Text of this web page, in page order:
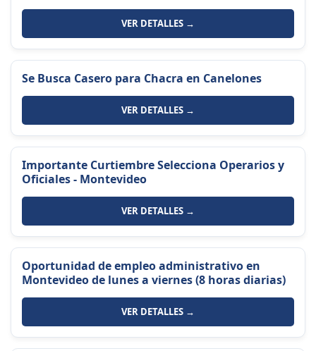
VER DETALLES →
Se Busca Casero para Chacra en Canelones
VER DETALLES →
Importante Curtiembre Selecciona Operarios y
Oficiales - Montevideo
VER DETALLES →
Oportunidad de empleo administrativo en
Montevideo de lunes a viernes (8 horas diarias)
VER DETALLES →